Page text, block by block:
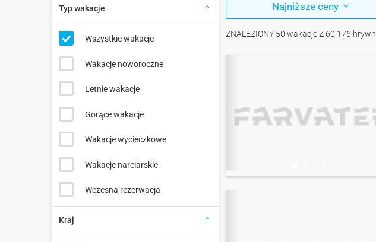
Najniższe ceny
ZNALEZIONY 50 wakacje Z 60 176
Typ wakacje
Wszystkie wakacje
Wakacje noworoczne
Letnie wakacje
Gorące wakacje
Wakacje wycieczkowe
Wakacje narciarskie
Wczesna rezerwacja
Kraj